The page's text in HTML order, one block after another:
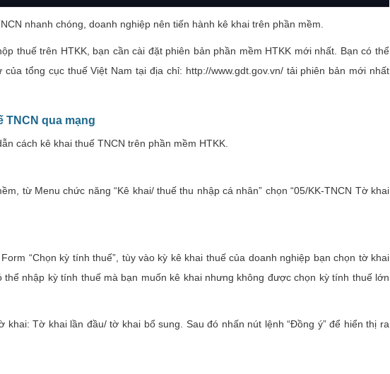
nhanh chóng, doanh nghiệp nên tiến hành kê khai trên phần mềm.
thuế trên HTKK, bạn cần cài đặt phiên bản phần mềm HTKK mới nhất. Bạn có thể
tổng cục thuế Việt Nam tại địa chỉ: http://www.gdt.gov.vn/ tải phiên bản mới nhất
TNCN qua mạng
cách kê khai thuế TNCN trên phần mềm HTKK.
từ Menu chức năng “Kê khai/ thuế thu nhập cá nhân” chọn “05/KK-TNCN Tờ khai
“Chọn kỳ tính thuế”, tùy vào kỳ kê khai thuế của doanh nghiệp bạn chọn tờ khai
thể nhập kỳ tính thuế mà bạn muốn kê khai nhưng không được chọn kỳ tính thuế lớn
khai: Tờ khai lần đầu/ tờ khai bổ sung. Sau đó nhấn nút lệnh “Đồng ý” để hiển thị ra